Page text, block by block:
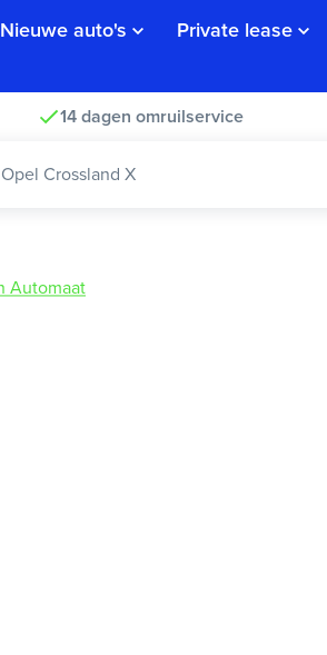
Nieuwe auto's Private lease
14 dagen omruilservice
Opel Crossland X